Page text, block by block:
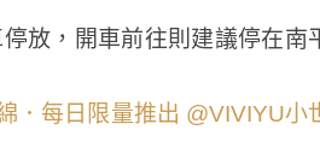
放，開車前往則建議停在南